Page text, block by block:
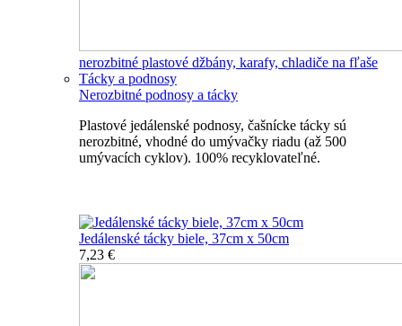
nerozbitné plastové džbány, karafy, chladiče na fľaše
Tácky a podnosy
Nerozbitné podnosy a tácky
Plastové jedálenské podnosy, čašnícke tácky sú
nerozbitné, vhodné do umývačky riadu (až 500
umývacích cyklov). 100% recyklovateľné.
Jedálenské tácky biele, 37cm x 50cm
7,23 €